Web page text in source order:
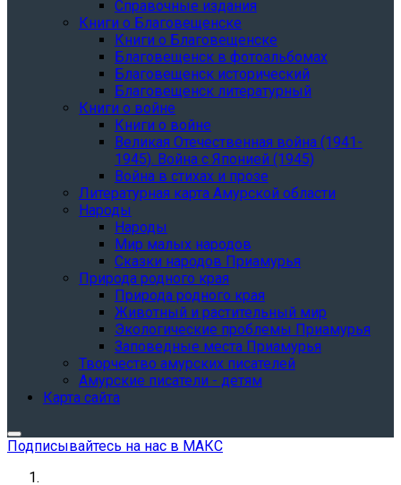
Справочные издания
Книги о Благовещенске
Книги о Благовещенске
Благовещенск в фотоальбомах
Благовещенск исторический
Благовещенск литературный
Книги о войне
Книги о войне
Великая Отечественная война (1941-
1945). Война с Японией (1945)
Война в стихах и прозе
Литературная карта Амурской области
Народы
Народы
Мир малых народов
Сказки народов Приамурья
Природа родного края
Природа родного края
Животный и растительный мир
Экологические проблемы Приамурья
Заповедные места Приамурья
Творчество амурских писателей
Амурские писатели - детям
Карта сайта
Подписывайтесь на нас в МАКС